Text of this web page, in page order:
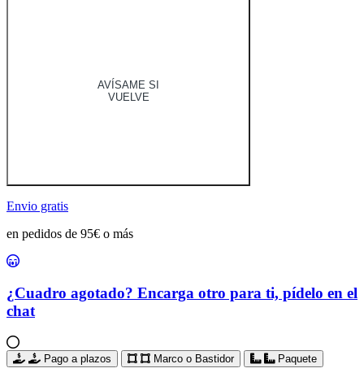
AVÍSAME SI
VUELVE
Envio gratis
en pedidos de 95€ o más
¿Cuadro agotado? Encarga otro para ti, pídelo en el
chat
Pago a plazos Marco o Bastidor Paquete